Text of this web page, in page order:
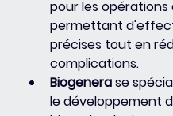
pour les
permettant
précises tout en
complications.
Biogenera se
le développement